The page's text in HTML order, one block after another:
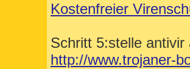
Kostenfreier
Schritt 5:stelle
http://www.trojaner-